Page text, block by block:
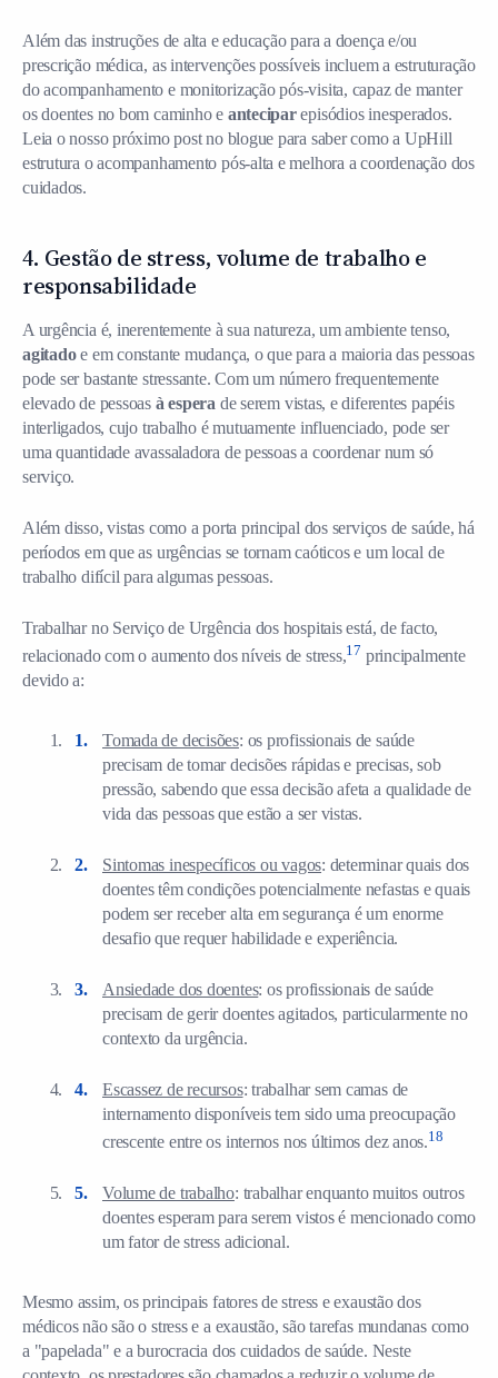
Além das instruções de alta e educação para a doença e/ou
prescrição médica, as intervenções possíveis incluem a estruturação
do acompanhamento e monitorização pós-visita, capaz de manter
os doentes no bom caminho e anteciparepisódios inesperados.
Leia o nosso próximo post no blogue para saber como a UpHill
estrutura o acompanhamento pós-alta e melhora a coordenação dos
cuidados.
4. Gestão de stress, volume de trabalho e
responsabilidade
A urgência é, inerentemente à sua natureza, um ambiente tenso,
agitadoe em constante mudança, o que para a maioria das pessoas
pode ser bastante stressante. Com um número frequentemente
elevado de pessoas à espera de serem vistas, e diferentes papéis
interligados, cujo trabalho é mutuamente influenciado, pode ser
uma quantidade avassaladora de pessoas a coordenar num só
serviço.
Além disso, vistas como a porta principal dos serviços de saúde, há
períodos em que as urgências se tornam caóticos e um local de
trabalho difícil para algumas pessoas.
Trabalhar no Serviço de Urgência dos hospitais está, de facto,
relacionado com o aumento dos níveis de stress,17 principalmente
devido a:
Tomada de decisões: os profissionais de saúde
precisam de tomar decisões rápidas e precisas, sob
pressão, sabendo que essa decisão afeta a qualidade de
vida das pessoas que estão a ser vistas.
Sintomas inespecíficos ou vagos: determinar quais dos
doentes têm condições potencialmente nefastas e quais
podem ser receber alta em segurança é um enorme
desafio que requer habilidade e experiência.
Ansiedade dos doentes: os profissionais de saúde
precisam de gerir doentes agitados, particularmente no
contexto da urgência.
Escassez de recursos: trabalhar sem camas de
internamento disponíveis tem sido uma preocupação
crescente entre os internos nos últimos dez anos.18
Volume de trabalho: trabalhar enquanto muitos outros
doentes esperam para serem vistos é mencionado como
um fator de stress adicional.
Mesmo assim, os principais fatores de stress e exaustão dos
médicos não são o stress e a exaustão, são tarefas mundanas como
a "papelada" e a burocracia dos cuidados de saúde. Neste